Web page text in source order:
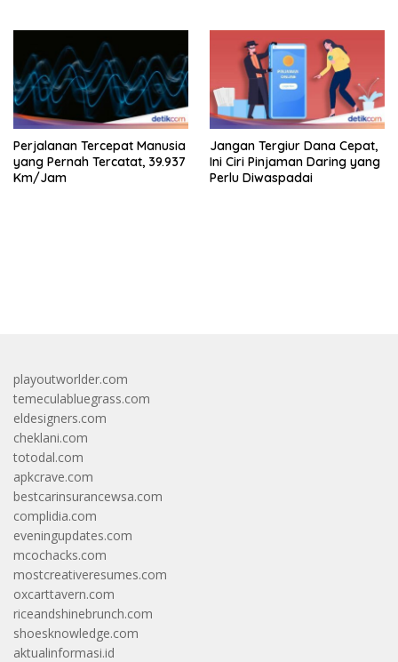
Perjalanan Tercepat Manusia
yang Pernah Tercatat, 39.937
Km/Jam
Jangan Tergiur Dana Cepat,
Ini Ciri Pinjaman Daring yang
Perlu Diwaspadai
playoutworlder.com
temeculabluegrass.com
eldesigners.com
cheklani.com
totodal.com
apkcrave.com
bestcarinsurancewsa.com
complidia.com
eveningupdates.com
mcochacks.com
mostcreativeresumes.com
oxcarttavern.com
riceandshinebrunch.com
shoesknowledge.com
aktualinformasi.id